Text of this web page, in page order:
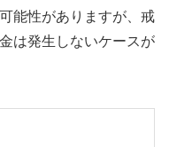
能性がありますが、戒
は発生しないケースが